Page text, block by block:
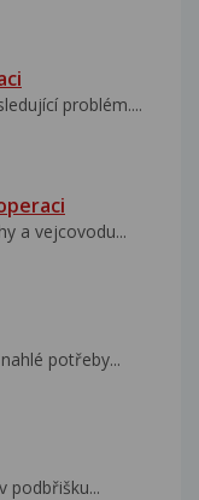
problém....
a vejcovodu...
potřeby...
podbřišku...